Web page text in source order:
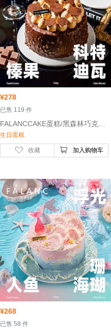
¥278
已售 119 件
生日蛋糕
收藏 加入购物车
¥268
已售 58 件